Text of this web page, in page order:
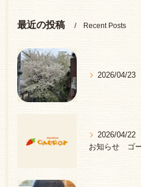
最近の投稿 Recent Posts
2026/04/23
2026/04/22
お知らせ ゴ